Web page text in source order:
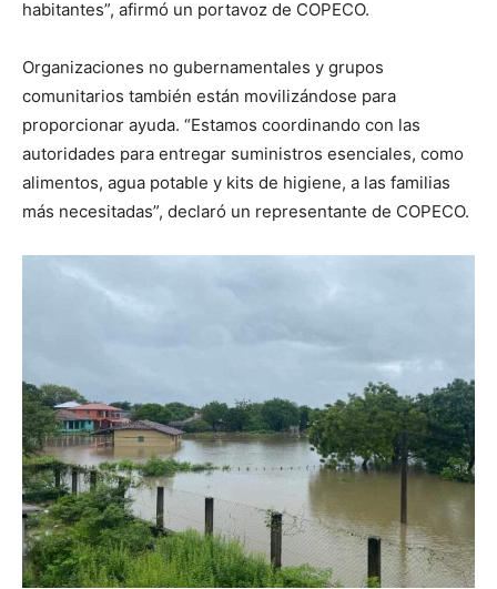
habitantes”, afirmó un portavoz de COPECO.
Organizaciones no gubernamentales y grupos
comunitarios también están movilizándose para
proporcionar ayuda. “Estamos coordinando con las
autoridades para entregar suministros esenciales, como
alimentos, agua potable y kits de higiene, a las familias
más necesitadas”, declaró un representante de COPECO.